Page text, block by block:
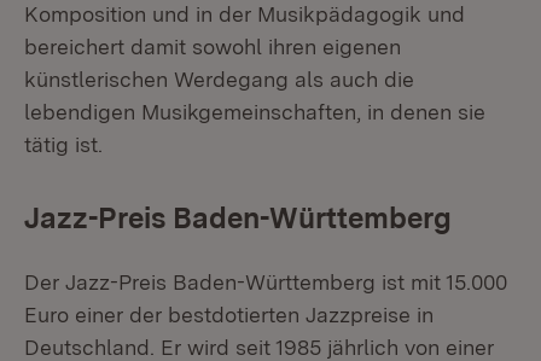
Komposition und in der Musikpädagogik und
bereichert damit sowohl ihren eigenen
künstlerischen Werdegang als auch die
lebendigen Musikgemeinschaften, in denen sie
tätig ist.
Jazz-Preis Baden-Württemberg
Der Jazz-Preis Baden-Württemberg ist mit 15.000
Euro einer der bestdotierten Jazzpreise in
Deutschland. Er wird seit 1985 jährlich von einer